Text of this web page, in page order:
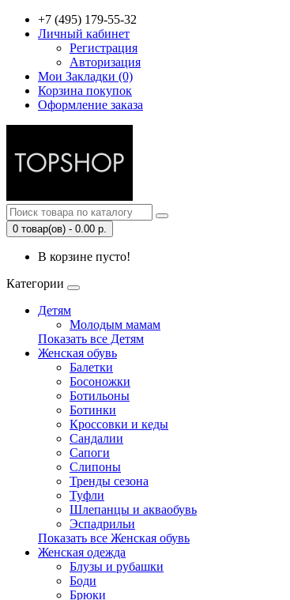
+7 (495) 179-55-32
Личный кабинет
Регистрация
Авторизация
Мои Закладки (0)
Корзина покупок
Оформление заказа
0 товар(ов) - 0.00 р.
В корзине пусто!
Категории
Детям
Молодым мамам
Показать все Детям
Женская обувь
Балетки
Босоножки
Ботильоны
Ботинки
Кроссовки и кеды
Сандалии
Сапоги
Слипоны
Тренды сезона
Туфли
Шлепанцы и акваобувь
Эспадрильи
Показать все Женская обувь
Женская одежда
Блузы и рубашки
Боди
Брюки